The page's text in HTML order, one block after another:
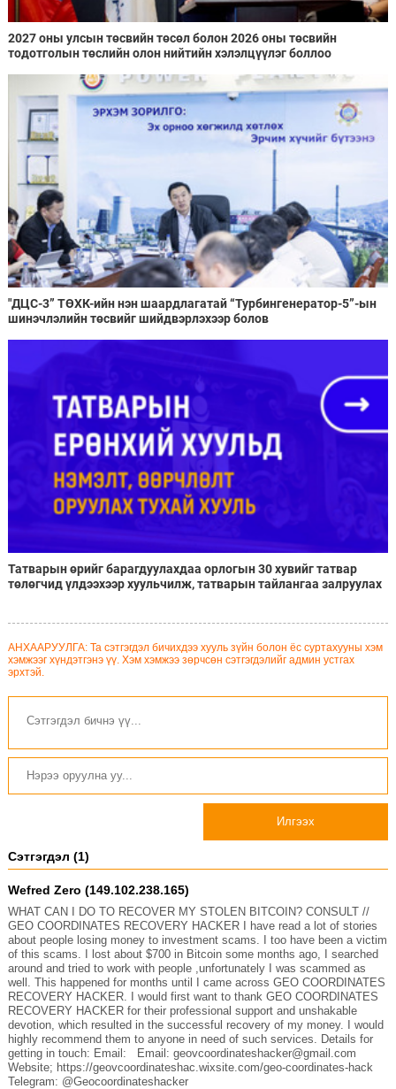
2027 оны улсын төсвийн төсөл болон 2026 оны төсвийн
тодотголын төслийн олон нийтийн хэлэлцүүлэг боллоо
"ДЦС-3” ТӨХК-ийн нэн шаардлагатай “Турбингенератор-5”-ын
шинэчлэлийн төсвийг шийдвэрлэхээр болов
Татварын өрийг барагдуулахдаа орлогын 30 хувийг татвар
төлөгчид үлдээхээр хуульчилж, татварын тайлангаа залруулах
АНХААРУУЛГА: Та сэтгэгдэл бичихдээ хууль зүйн болон ёс суртахууны хэм
хэмжээг хүндэтгэнэ үү. Хэм хэмжээ зөрчсөн сэтгэгдэлийг админ устгах
эрхтэй.
Илгээх
Сэтгэгдэл (1)
Wefred Zero (149.102.238.165)
WHAT CAN I DO TO RECOVER MY STOLEN BITCOIN? CONSULT //
GEO COORDINATES RECOVERY HACKER I have read a lot of stories
about people losing money to investment scams. I too have been a victim
of this scams. I lost about $700 in Bitcoin some months ago, I searched
around and tried to work with people ,unfortunately I was scammed as
well. This happened for months until I came across GEO COORDINATES
RECOVERY HACKER. I would first want to thank GEO COORDINATES
RECOVERY HACKER for their professional support and unshakable
devotion, which resulted in the successful recovery of my money. I would
highly recommend them to anyone in need of such services. Details for
getting in touch: Email: Email: geovcoordinateshacker@gmail.com
Website; https://geovcoordinateshac.wixsite.com/geo-coordinates-hack
Telegram: @Geocoordinateshacker